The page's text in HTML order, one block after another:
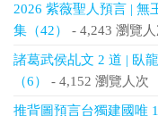
2026 紫薇聖人預言 | 無
集（42）
- 4,243 瀏覽人
諸葛武侯乩文 2 道 | 臥
（6）
- 4,152 瀏覽人次
推背圖預言台獨建國唯